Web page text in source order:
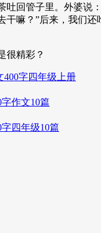
吐回管子里。外婆说
干嘛？”后来，我们还
精彩？
400字四年级上册
作文10篇
四年级10篇